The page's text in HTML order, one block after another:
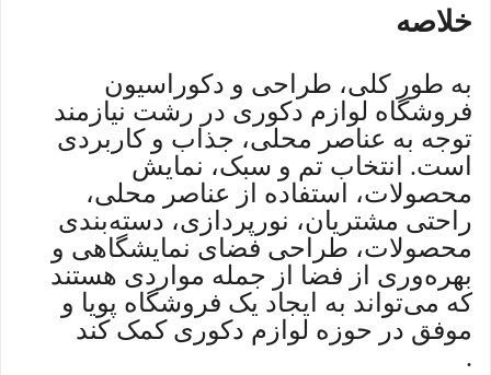
خلاصه
به طور کلی، طراحی و دکوراسیون
فروشگاه لوازم دکوری در رشت نیازمند
توجه به عناصر محلی، جذاب و کاربردی
است. انتخاب تم و سبک، نمایش
محصولات، استفاده از عناصر محلی،
راحتی مشتریان، نورپردازی، دسته‌بندی
محصولات، طراحی فضای نمایشگاهی و
بهره‌وری از فضا از جمله مواردی هستند
که می‌تواند به ایجاد یک فروشگاه پویا و
موفق در حوزه لوازم دکوری کمک کند
.